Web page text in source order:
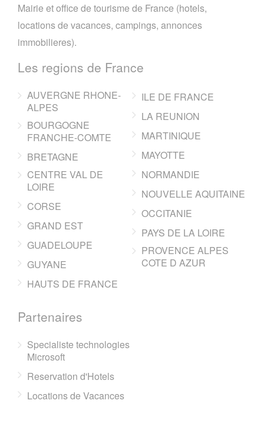
Mairie et office de tourisme de France (hotels,
locations de vacances, campings, annonces
immobilieres).
Les regions de France
AUVERGNE RHONE-
ALPES
BOURGOGNE
FRANCHE-COMTE
BRETAGNE
CENTRE VAL DE
LOIRE
CORSE
GRAND EST
GUADELOUPE
GUYANE
HAUTS DE FRANCE
ILE DE FRANCE
LA REUNION
MARTINIQUE
MAYOTTE
NORMANDIE
NOUVELLE AQUITAINE
OCCITANIE
PAYS DE LA LOIRE
PROVENCE ALPES
COTE D AZUR
Partenaires
Specialiste technologies
Microsoft
Reservation d'Hotels
Locations de Vacances